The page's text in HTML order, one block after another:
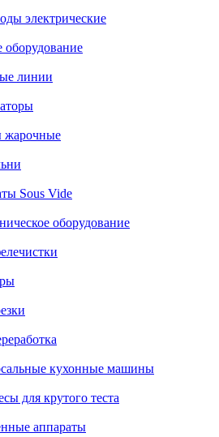
электрические
оборудование
линии
Sous Vide
оборудование
кухонные машины
для крутого теста
аппараты